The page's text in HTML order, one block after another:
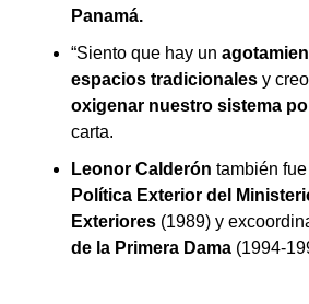
Panamá.
“Siento que hay un
espacios tradicionales y
oxigenar nuestro sistema
carta.
Leonor Calderón también fue
Política Exterior del
Exteriores (1989) y
de la Primera Dama (1994-